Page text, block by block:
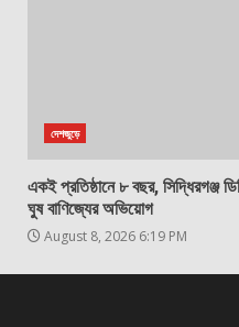
দেশজুড়ে
একই প্রতিষ্ঠানে ৮ বছর, সিদ্ধিরগঞ্জ
ঘুষ বাণিজ্যের অভিয়োগ
August 8, 2026 6:19 PM